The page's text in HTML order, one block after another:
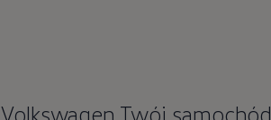
Volkswagen Twój samochód